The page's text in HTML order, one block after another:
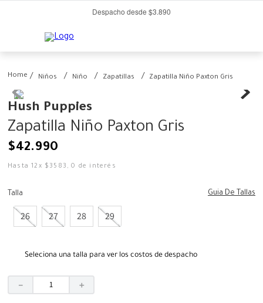
Despacho desde $3.890
Niños Niño Zapatillas Zapatilla Niño Paxton Gris
Hush Puppies
Zapatilla Niño Paxton Gris
$42.990
Hasta12 x $ 3583 ,0 de interés
Talla Guia De Tallas
26 27 28 29
Seleciona una talla para ver los costos de despacho
＋
－